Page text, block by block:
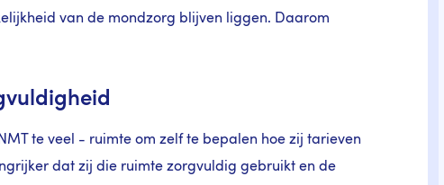
van de mondzorg blijven liggen. Daarom
te veel - ruimte om zelf te bepalen hoe zij tarieven
dat zij die ruimte zorgvuldig gebruikt en de